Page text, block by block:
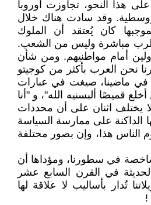
هذا النحو، تجاوزت أوروبا
وقد سادت هناك خلال
كان يُعتقد أن الملوك
مباشرة وليس من الشعب.
أمام مواطنيهم. ومن شأن
نحن العرب بأكثر من كوجيتو
في ماضينا، صيغت في عبارات
قميصًا ألبسنيه الله"، و "أنا
يختلف اثنان على أن محددات
الداكنة على ممارسة السياسة
الناس هذا، وإن بصور محتلفة
في سطورنا، ومؤداها أن
الحديثة في القرن السابع عشر
تُدار بأساليب لا علاقة لها
!